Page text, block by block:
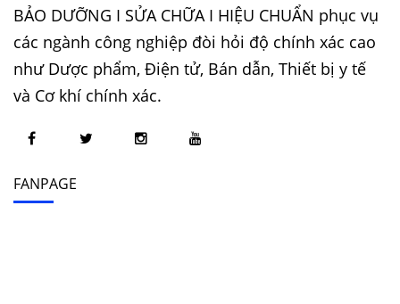
BẢO DƯỠNG I SỬA CHỮA I HIỆU CHUẨN phục vụ
các ngành công nghiệp đòi hỏi độ chính xác cao
như Dược phẩm, Điện tử, Bán dẫn, Thiết bị y tế
và Cơ khí chính xác.
FANPAGE